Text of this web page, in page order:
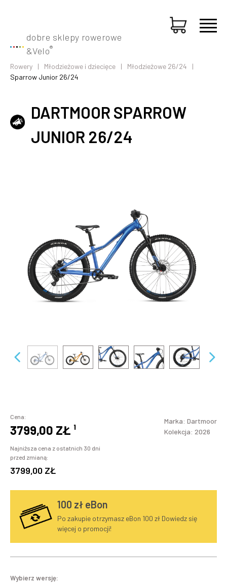
dobre sklepy rowerowe
&Velo®
Rowery Młodzieżowe i dziecięce
Młodzieżowe 26/24
Sparrow Junior 26/24
DARTMOOR SPARROW
JUNIOR 26/24
Cena:
3799,00 ZŁ ¹
Najniższa cena z ostatnich 30 dni
przed zmianą:
3799,00 ZŁ
Marka: Dartmoor
Kolekcja: 2026
100 zł eBon
Po zakupie otrzymasz eBon 100 zł Dowiedz się
więcej o promocji!
Wybierz wersję: